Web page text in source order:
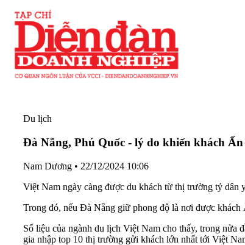
Du lịch
Đà Nẵng, Phú Quốc - lý do khiến khách
Nam Dương • 22/12/2024 10:06
Việt Nam ngày càng được du khách từ thị trường tỷ dân
Trong đó, nếu Đà Nẵng giữ phong độ là nơi được
Số liệu của ngành du lịch Việt Nam cho thấy, trong
gia nhập top 10 thị trường gửi khách lớn nhất tới Việt